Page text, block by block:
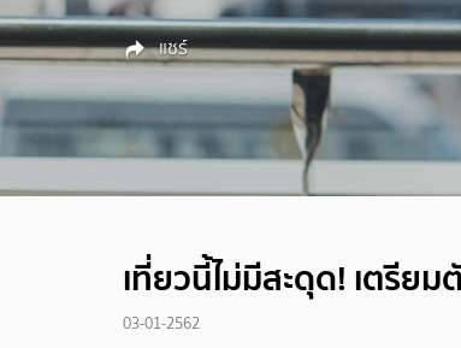
แชร์
เที่ยวนี้ไม่มีสะดุด! เตรียม
03-01-2562